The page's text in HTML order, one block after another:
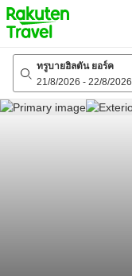
to
top
page
ทรูบายฮิลตัน ยอร์ค
21/8/2026 - 22/8/2026